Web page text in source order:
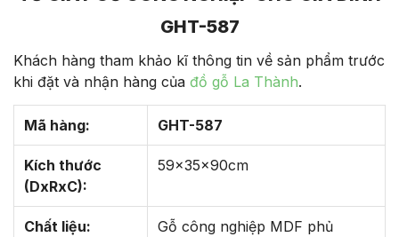
GHT-587
Khách hàng tham khảo kĩ thông tin về sản phẩm trước
khi đặt và nhận hàng của đồ gỗ La Thành.
Mã hàng: GHT-587
Kích thước
(DxRxC):
59x35x90cm
Chất liệu:
Gỗ công nghiệp MDF phủ